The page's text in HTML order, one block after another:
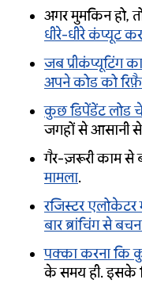
अगर मुमकिन हो,
धीरे-धीरे कंप्यूट
जब प्रीकंप्यूटिंग
अपने कोड को
कुछ डिपेंडेंट लोड
जगहों से आसानी
गैर-ज़रूरी काम
मामला.
रजिस्टर एलोकेटर
बार ब्रांचिंग से
पक्का करना कि
के समय ही. इसके